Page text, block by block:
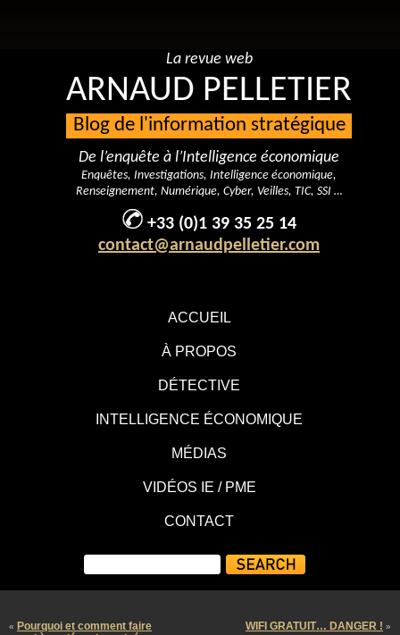
ACCUEIL
À PROPOS
DÉTECTIVE
INTELLIGENCE ÉCONOMIQUE
MÉDIAS
VIDÉOS IE / PME
CONTACT
La revue web
ARNAUD PELLETIER
Blog de l'information stratégique
De l’enquête à l’Intelligence économique
Enquêtes, Investigations, Intelligence économique,
Renseignement, Numérique, Cyber, Veilles, TIC, SSI …
+33 (0)1 39 35 25 14
contact@arnaudpelletier.com
« Pourquoi et comment faire
WIFI GRATUIT… DANGER ! »